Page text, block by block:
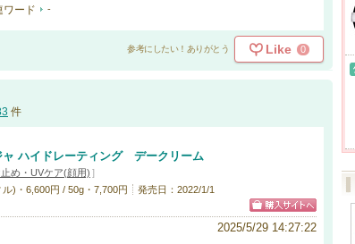
ワード -
参考にしたい！ありがとう Like 0
件
ャ ハイドレーティング デークリーム
め・UVケア(顔用) ]
)・6,600円 / 50g・7,700円
発売日：2022/1/1
2025/5/29 14:27:22